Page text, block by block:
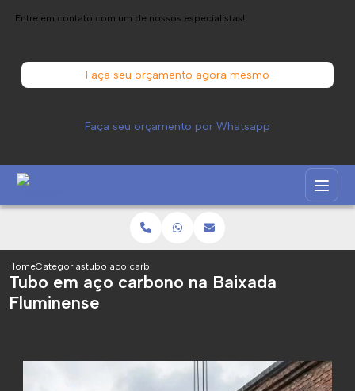
Entre em contato com um de nossos especialistas!
Faça seu orçamento agora mesmo
Faça seu orçamento por Whatsapp
HomeCategoriastubo aco carbono baixada fluminense
Tubo em aço carbono na Baixada
Fluminense